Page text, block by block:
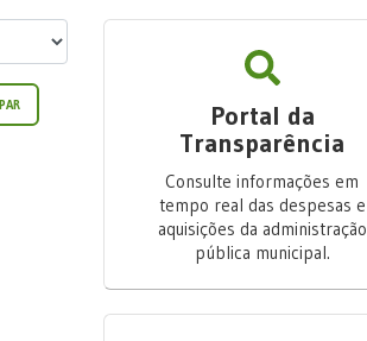
Portal da
Transparência
Consulte informações em
tempo real das despesas e
aquisições da administração
pública municipal.